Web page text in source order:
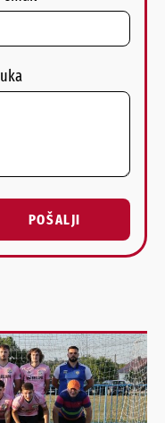
POŠALJI